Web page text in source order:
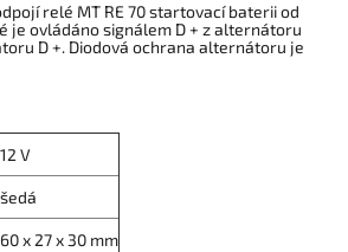
relé MT RE 70 startovací baterii od
je ovládáno signálem D + z alternátoru
D +. Diodová ochrana alternátoru je
12 V
šedá
60 x 27 x 30 mm